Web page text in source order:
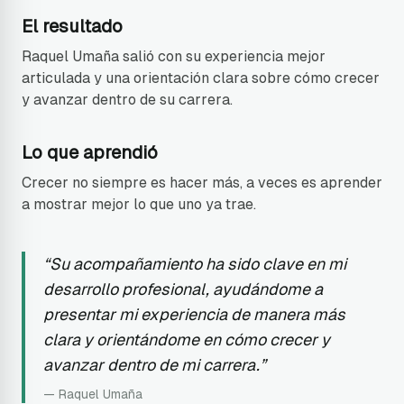
El resultado
Raquel Umaña salió con su experiencia mejor
articulada y una orientación clara sobre cómo crecer
y avanzar dentro de su carrera.
Lo que aprendió
Crecer no siempre es hacer más, a veces es aprender
a mostrar mejor lo que uno ya trae.
“Su acompañamiento ha sido clave en mi
desarrollo profesional, ayudándome a
presentar mi experiencia de manera más
clara y orientándome en cómo crecer y
avanzar dentro de mi carrera.”
— Raquel Umaña